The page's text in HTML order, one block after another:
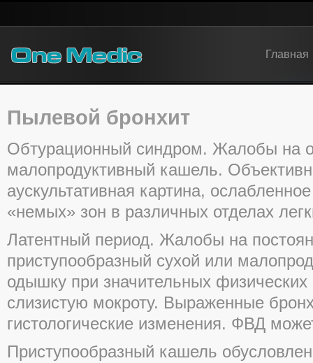
Главная
Пылевой бронхит
Обтурационный синдром. Жалобы на
малопродуктивный кашель.
аускультативная картина,
«немых» зон в различных отделах
Латентный период. Жалобы на
приступообразный сухой или
одышку при значительных физических
слизистую мокроту. Выраженные
гистологические изменения. ФВД
Приступообразный кашель